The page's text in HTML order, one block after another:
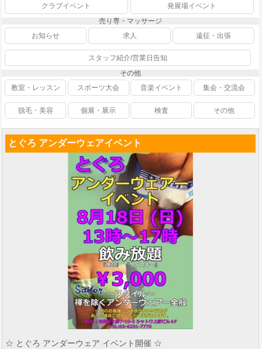
クラブイベント
発展場イベント
売り専・マッサージ
お知らせ
求人 遠征・出張
スタッフ紹介/営業日告知
その他
教室・レッスン
スポーツ大会 音楽イベント 集会・交流会
脱毛・美容 個展・展示 検査 その他
とぐろ アンダーウェアイベント
☆ とぐろ アンダーウェア イベント開催 ☆